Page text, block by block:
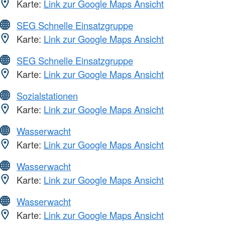
Karte: Link zur Google Maps Ansicht
SEG Schnelle Einsatzgruppe
Karte: Link zur Google Maps Ansicht
SEG Schnelle Einsatzgruppe
Karte: Link zur Google Maps Ansicht
Sozialstationen
Karte: Link zur Google Maps Ansicht
Wasserwacht
Karte: Link zur Google Maps Ansicht
Wasserwacht
Karte: Link zur Google Maps Ansicht
Wasserwacht
Karte: Link zur Google Maps Ansicht